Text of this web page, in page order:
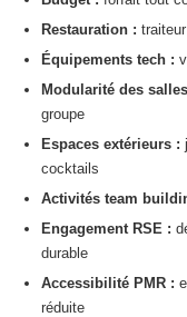
Restauration :
Équipements tech :
Modularité des
groupe
Espaces extérieurs :
cocktails
Activités team
Engagement RSE :
durable
Accessibilité PMR :
réduite